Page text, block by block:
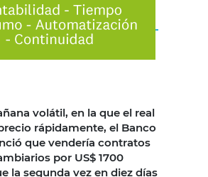
volátil, en la que el real
rápidamente, el Banco
que vendería contratos
por US$ 1700
la segunda vez en diez días